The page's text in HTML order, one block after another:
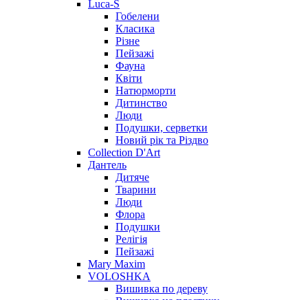
Luca-S
Гобелени
Класика
Різне
Пейзажі
Фауна
Квіти
Натюрморти
Дитинство
Люди
Подушки, серветки
Новий рік та Різдво
Collection D'Art
Дантель
Дитяче
Тварини
Люди
Флора
Подушки
Релігія
Пейзажі
Mary Maxim
VOLOSHKA
Вишивка по дереву